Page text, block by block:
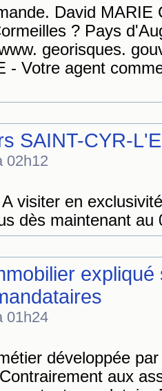
David MARIE
? Pays
georisques.
- Votre agent
SAINT-CYR-
02h12
visiter en
dès maintenant au
01h24
développée
aux